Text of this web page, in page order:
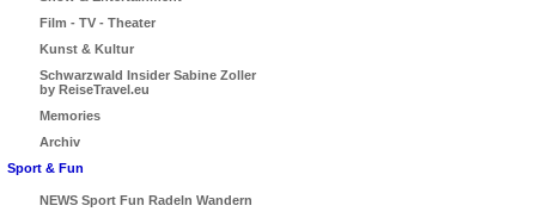
Film - TV - Theater
Kunst & Kultur
Schwarzwald Insider Sabine Zoller
by ReiseTravel.eu
Memories
Archiv
Sport & Fun
NEWS Sport Fun Radeln Wandern